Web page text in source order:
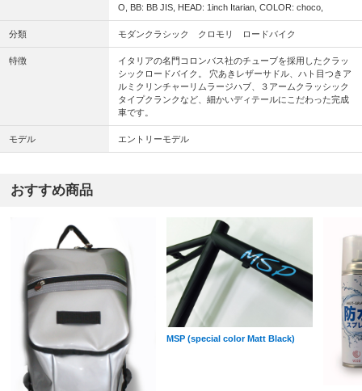
O, BB: BB JIS, HEAD: 1inch Itarian, COLOR: choco,
分類 モダンクラシック クロモリ ロードバイク
特徴
イタリアの名門コロンバス社のチューブを採用したクラッ
シックロードバイク。 穴あきレザーサドル、ハト目つきア
ルミクリンチャーリムラージハブ、３アームクラッシック
タイプクランクなど、細かいディテールにこだわった完成
車です。
モデル エントリーモデル
おすすめ商品
MSP (special color Matt Black)